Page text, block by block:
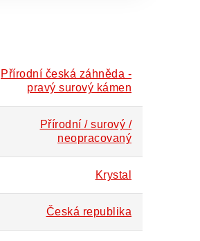
Přírodní česká záhněda -
pravý surový kámen
Přírodní / surový /
neopracovaný
Krystal
Česká republika